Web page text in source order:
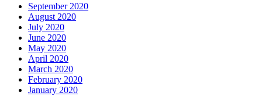
September 2020
August 2020
July 2020
June 2020
May 2020
April 2020
March 2020
February 2020
January 2020